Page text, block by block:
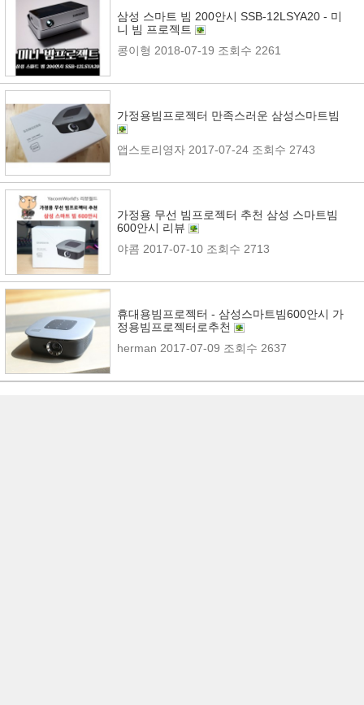
삼성 스마트 빔 200안시 SSB-12LSYA20 - 미
니 빔 프로젝트
콩이형 2018-07-19 조회수 2261
가정용빔프로젝터 만족스러운 삼성스마트빔
앱스토리영자 2017-07-24 조회수 2743
가정용 무선 빔프로젝터 추천 삼성 스마트빔
600안시 리뷰
야콤 2017-07-10 조회수 2713
휴대용빔프로젝터 - 삼성스마트빔600안시 가
정용빔프로젝터로추천
herman 2017-07-09 조회수 2637